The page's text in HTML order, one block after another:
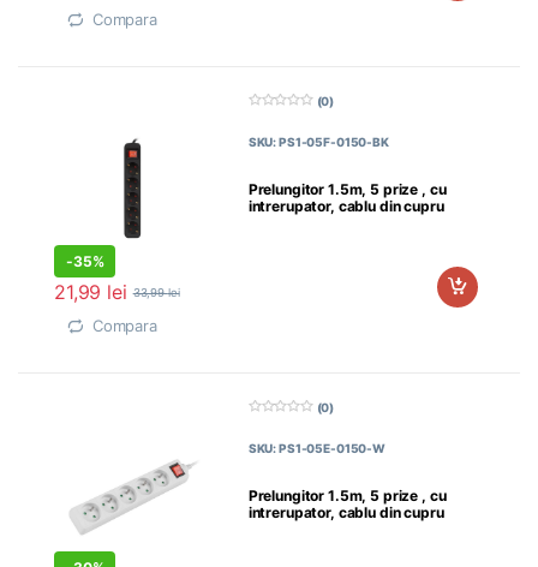
Compara
-35%
Prelungitor 1.5m, 5 prize , cu
intrerupator, cablu din cupru
i
(0)
SKU: PS1-05F-0150-BK
21,99 lei 33,99lei
Compara
Prelungitor 1.5m, 5 prize , cu
intrerupator, cablu din cupru
i
(0)
SKU: PS1-05E-0150-W